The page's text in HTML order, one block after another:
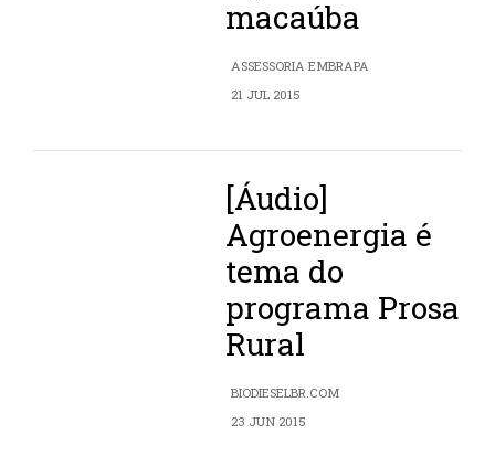
macaúba
ASSESSORIA EMBRAPA
21 JUL 2015
[Áudio]
Agroenergia é
tema do
programa Prosa
Rural
BIODIESELBR.COM
23 JUN 2015